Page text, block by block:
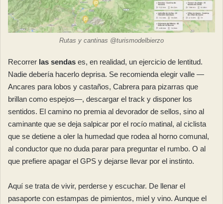
Rutas y cantinas @turismodelbierzo
Recorrer las sendas es, en realidad, un ejercicio de lentitud.
Nadie debería hacerlo deprisa. Se recomienda elegir valle —
Ancares para lobos y castaños, Cabrera para pizarras que
brillan como espejos—, descargar el track y disponer los
sentidos. El camino no premia al devorador de sellos, sino al
caminante que se deja salpicar por el rocío matinal, al ciclista
que se detiene a oler la humedad que rodea al horno comunal,
al conductor que no duda parar para preguntar el rumbo. O al
que prefiere apagar el GPS y dejarse llevar por el instinto.
Aquí se trata de vivir, perderse y escuchar. De llenar el
pasaporte con estampas de pimientos, miel y vino. Aunque el